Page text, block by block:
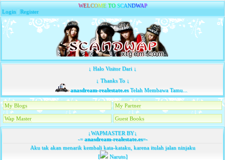
WELCOME TO SCANDWAP
Login |Register
↓ Halo Visitor Dari ↓
↓ Thanks To ↓
anasdream-realestate.esTelah Membawa Tamu...
My Blogs My Partner
Wap Master Guest Books
↓WAPMASTER BY↓
-=anasdream-realestate.es=-
Aku tak akan menarik kembali kata-kataku, karena itulah jalan ninjaku
[
Naruto]